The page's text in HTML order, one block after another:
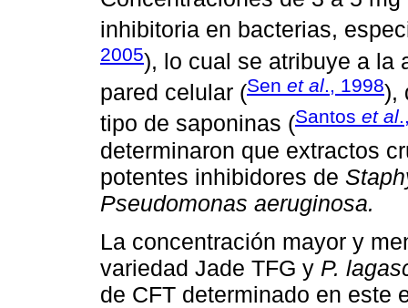
inhibitoria en bacterias,
2005), lo cual se atribuye a la
pared celular (Sen et al., 1998),
tipo de saponinas (Santos et al
determinaron que extractos
potentes inhibidores de
Pseudomonas aeruginosa.
La concentración mayor y
variedad Jade TFG y P.
de CFT determinado en este